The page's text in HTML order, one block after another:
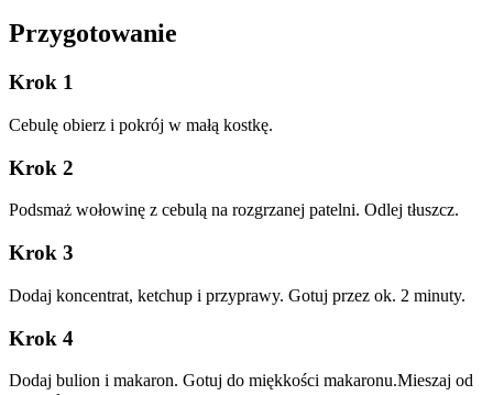
Przygotowanie
Krok 1
Cebulę obierz i pokrój w małą kostkę.
Krok 2
Podsmaż wołowinę z cebulą na rozgrzanej patelni. Odlej tłuszcz.
Krok 3
Dodaj koncentrat, ketchup i przyprawy. Gotuj przez ok. 2 minuty.
Krok 4
Dodaj bulion i makaron. Gotuj do miękkości makaronu.Mieszaj od